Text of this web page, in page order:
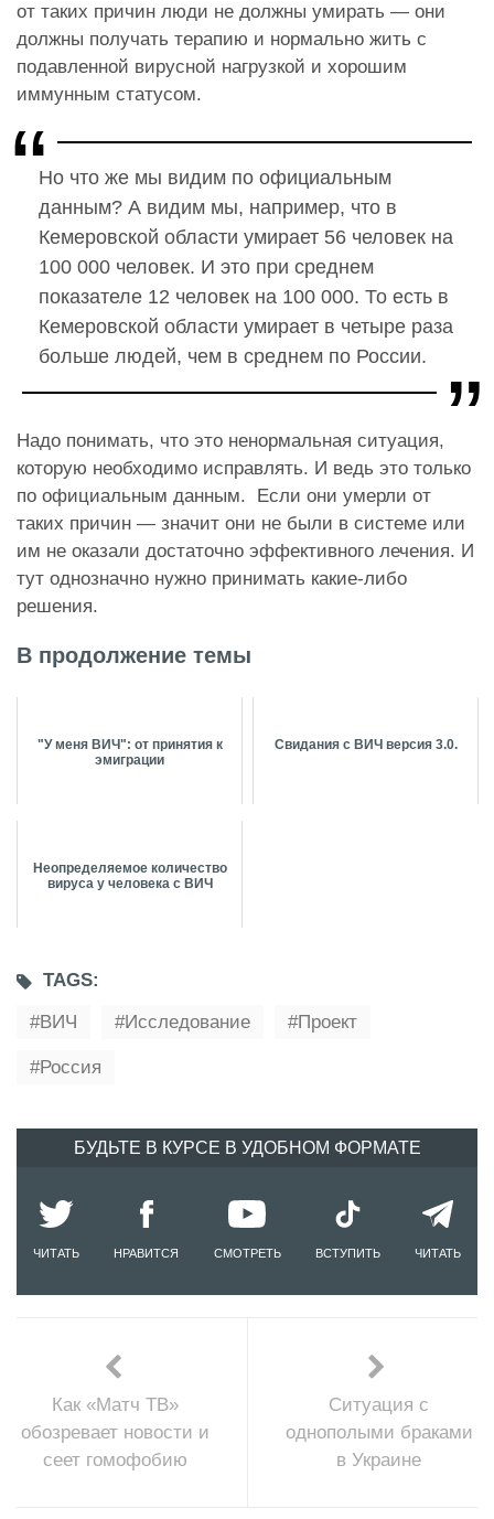
от таких причин люди не должны умирать — они
должны получать терапию и нормально жить с
подавленной вирусной нагрузкой и хорошим
иммунным статусом.
Но что же мы видим по официальным
данным? А видим мы, например, что в
Кемеровской области умирает 56 человек на
100 000 человек. И это при среднем
показателе 12 человек на 100 000. То есть в
Кемеровской области умирает в четыре раза
больше людей, чем в среднем по России.
Надо понимать, что это ненормальная ситуация,
которую необходимо исправлять. И ведь это только
по официальным данным. Если они умерли от
таких причин — значит они не были в системе или
им не оказали достаточно эффективного лечения. И
тут однозначно нужно принимать какие-либо
решения.
В продолжение темы
"У меня ВИЧ": от принятия к
эмиграции
Свидания с ВИЧ версия 3.0.
Неопределяемое количество
вируса у человека с ВИЧ
TAGS:
ВИЧ
Исследование Проект
Россия
БУДЬТЕ В КУРСЕ В УДОБНОМ ФОРМАТЕ
ЧИТАТЬ НРАВИТСЯ СМОТРЕТЬ ВСТУПИТЬ ЧИТАТЬ
Как «Матч ТВ»
обозревает новости и
сеет гомофобию
Ситуация с
однополыми браками
в Украине